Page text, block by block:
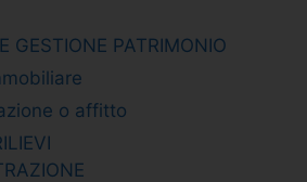
GESTIONE PATRIMONIO
o affitto